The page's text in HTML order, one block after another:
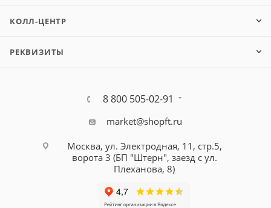
КОЛЛ-ЦЕНТР
РЕКВИЗИТЫ
8 800 505-02-91
market@shopft.ru
Москва, ул. Электродная, 11, стр.5,
ворота 3 (БП "Штерн", заезд с ул.
Плеханова, 8)